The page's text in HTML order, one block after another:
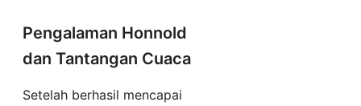
Pengalaman Honnold
dan Tantangan Cuaca
Setelah berhasil mencapai